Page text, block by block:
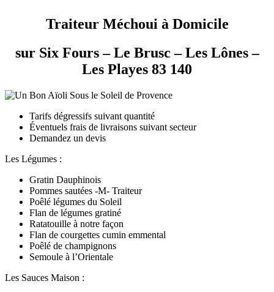
Traiteur Méchoui à Domicile
sur Six Fours – Le Brusc – Les Lônes –
Les Playes 83 140
Tarifs dégressifs suivant quantité
Éventuels frais de livraisons suivant secteur
Demandez un devis
Les Légumes :
Gratin Dauphinois
Pommes sautées -M- Traiteur
Poêlé légumes du Soleil
Flan de légumes gratiné
Ratatouille à notre façon
Flan de courgettes cumin emmental
Poêlé de champignons
Semoule à l’Orientale
Les Sauces Maison :